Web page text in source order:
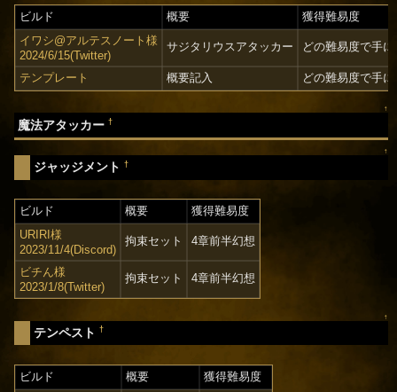
ビルド 概要
獲得難易度
イワシ@アルテスノート様
2024/6/15(Twitter)
サジタリウスアタッカー どの難易度で手
テンプレート 概要記入 どの難易度で手
↑
魔法アタッカー†
↑
ジャッジメント†
ビルド 概要
獲得難易度
URIRI様
2023/11/4(Discord)
拘束セット 4章前半幻想
ビチん様
2023/1/8(Twitter)
拘束セット 4章前半幻想
↑
テンペスト†
ビルド 概要
獲得難易度